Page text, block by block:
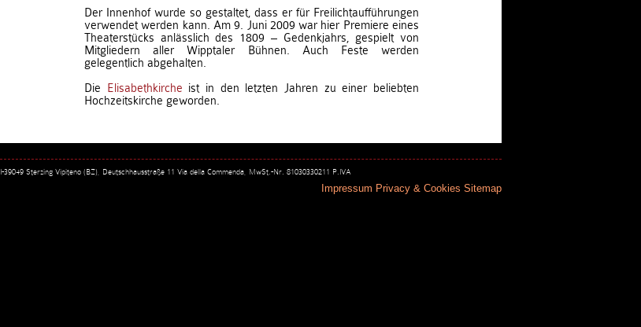
Der Innenhof wurde so gestaltet, dass er für Freilichtaufführungen
verwendet werden kann. Am 9. Juni 2009 war hier Premiere eines
Theaterstücks anlässlich des 1809 – Gedenkjahrs, gespielt von
Mitgliedern aller Wipptaler Bühnen. Auch Feste werden
gelegentlich abgehalten.
Die Elisabethkirche ist in den letzten Jahren zu einer beliebten
Hochzeitskirche geworden.
I-39049 Sterzing Vipiteno (BZ), Deutschhausstraße 11 Via della Commenda, MwSt.-Nr. 81030330211 P.IVA
Impressum Privacy & Cookies Sitemap